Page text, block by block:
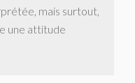
mais surtout,
une attitude